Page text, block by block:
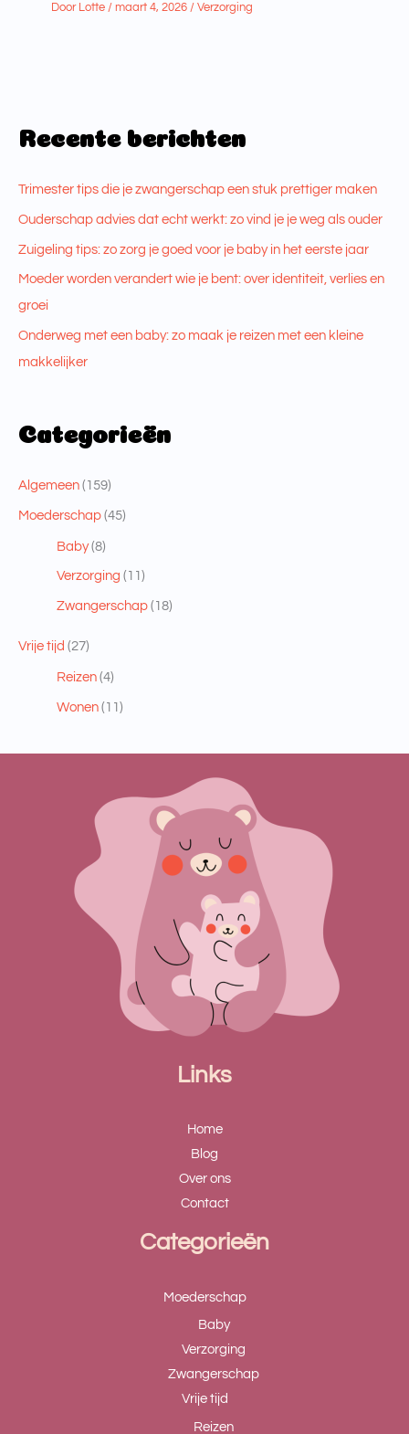
Door Lotte /maart 4, 2026 /Verzorging
Recente berichten
Trimester tips die je zwangerschap een stuk prettiger maken
Ouderschap advies dat echt werkt: zo vind je je weg als ouder
Zuigeling tips: zo zorg je goed voor je baby in het eerste jaar
Moeder worden verandert wie je bent: over identiteit, verlies en
groei
Onderweg met een baby: zo maak je reizen met een kleine
makkelijker
Categorieën
Algemeen (159)
Moederschap (45)
Baby(8)
Verzorging (11)
Zwangerschap(18)
Vrije tijd (27)
Reizen(4)
Wonen(11)
Links
Home
Blog
Over ons
Contact
Categorieën
Moederschap
Baby
Verzorging
Zwangerschap
Vrije tijd
Reizen